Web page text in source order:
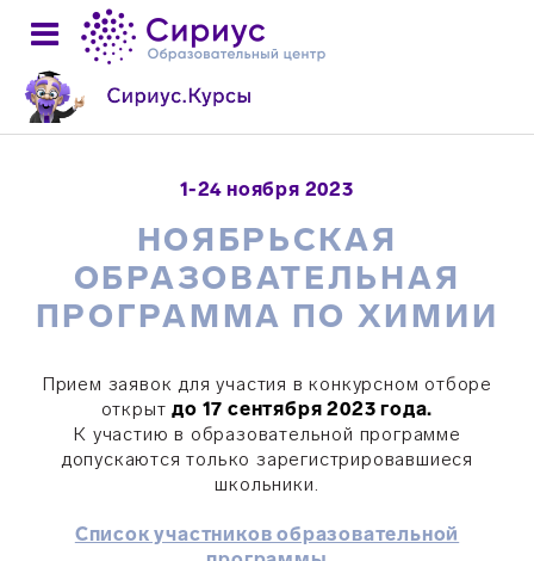
1-24 ноября 2023
НОЯБРЬСКАЯ
ОБРАЗОВАТЕЛЬНАЯ
ПРОГРАММА ПО ХИМИИ
Прием заявок для участия в конкурсном отборе
открытдо 17 сентября 2023 года.
К участию в образовательной программе
допускаются только зарегистрировавшиеся
школьники.
Список участников образовательной